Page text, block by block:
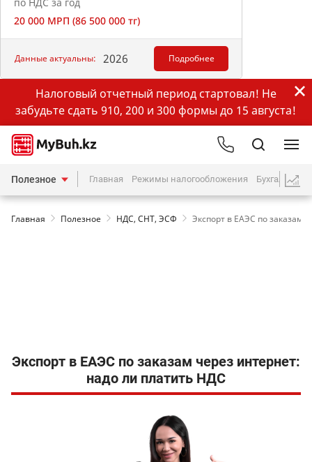
20 000 МРП (86 500 000 тг)
Данные актуальны: 2026 Подробнее
Налоговый отчетный период стартовал! Не
забудьте сдать 910, 200 и 300 формы до 15 августа!
Полезное Главная Режимы налогообложения Бухгалтерия
Главная Полезное НДС, СНТ, ЭСФ Экспорт в ЕАЭС по заказам
Экспорт в ЕАЭС по заказам через интернет:
надо ли платить НДС